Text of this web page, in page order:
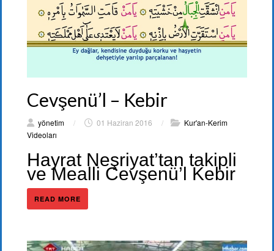
Cevşenü’l – Kebir
yönetim / 01 Haziran 2016 /
Kur'an-Kerim
Videoları
Hayrat Neşriyat’tan takipli
ve Mealli Cevşenü’l Kebir
READ MORE